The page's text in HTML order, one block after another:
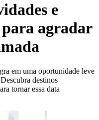
e
agradar
em uma oportunidade leve
destinos
tornar essa data